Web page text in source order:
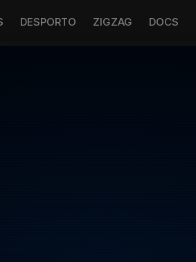
DESPORTO ZIGZAG DOCS